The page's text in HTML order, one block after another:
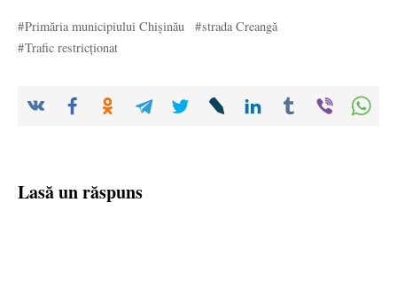
Primăria municipiului Chișinău
strada Creangă
Trafic restricționat
Lasă un răspuns